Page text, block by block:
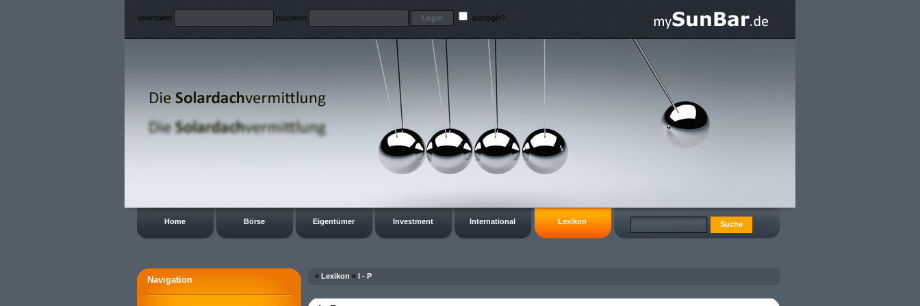
username passwort autologin?
Home Börse Eigentümer Investment International Lexikon
Navigation » Lexikon » I - P